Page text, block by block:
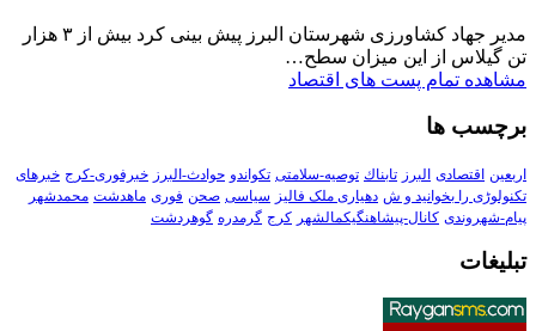
مدیر جهاد کشاورزی شهرستان البرز پیش بینی کرد بیش از ۳ هزار
تن گیلاس از این میزان سطح…
مشاهده تمام پست های اقتصاد
برچسب ها
اربعین اقتصادی البرز تابناك توصیه-سلامتی تکواندو حوادث-البرز خبرفوری-کرج خبرهای
تکنولوڑی را بخوانید و ش دهیاری ملک فالیز سیاسی صحن فوری ماهدشت محمدشهر
پیام-شهروندی کانال-پیشاهنگیکمالشهر کرج گرمدره گوهردشت
تبلیغات